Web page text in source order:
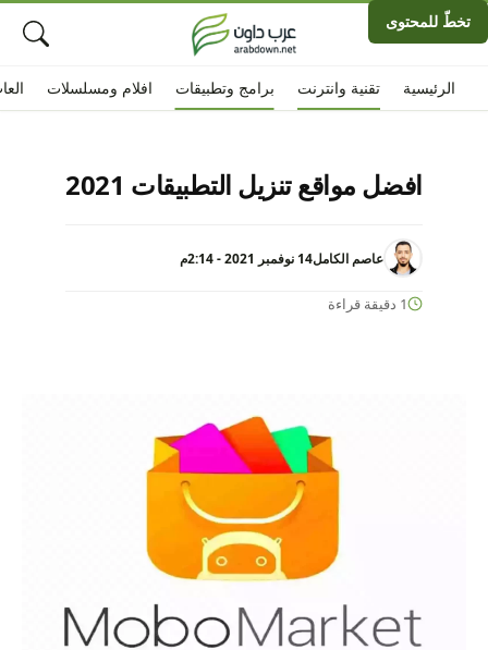
تخطّ للمحتوى
الرئيسية افلام ومسلسلات تقنية وانترنت برامج وتطبيقات
افضل مواقع تنزيل التطبيقات 2021
عاصم الكامل14 نوفمبر 2021 - 2:14م
1 دقيقة قراءة